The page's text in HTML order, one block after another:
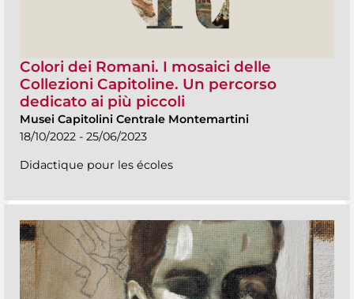
Colori dei Romani. I mosaici delle
Collezioni Capitoline. Un percorso
dedicato ai più piccoli
Musei Capitolini Centrale Montemartini
18/10/2022 - 25/06/2023
Didactique pour les écoles